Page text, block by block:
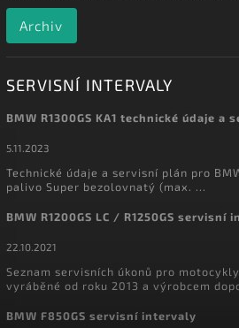
Archiv
SERVISNÍ INTERVALY
BMW R1300GS KA1 technické údaje
5.11.2023
Technické údaje a servisní plán pro
palivo Super bezolovnatý (max. ...
BMW R1200GS LC / R1250GS servisní
22.10.2021
Seznam servisních úkonů pro motocykly
vyráběné od roku 2013 a výrobcem
BMW F850GS servisní intervaly